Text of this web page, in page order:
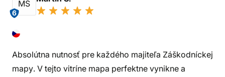
MŠ
6
Absolútna nutnosť pre každého majiteľa Záškodníckej
mapy. V tejto vitríne mapa perfektne vynikne a